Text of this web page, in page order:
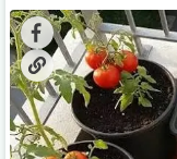
ყოველდღიურად
ბოსტნეულს
კულტურები
და როგორ